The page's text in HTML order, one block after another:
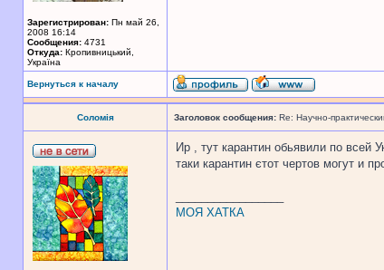
Зарегистрирован: Пн май 26,
2008 16:14
Сообщения: 4731
Откуда: Кропивницький,
Україна
Вернуться к началу
Соломія Заголовок сообщения: Re: Научно-
Ир , тут карантин обьявили по всей
таки карантин єтот чертов могут и
МОЯ ХАТКА